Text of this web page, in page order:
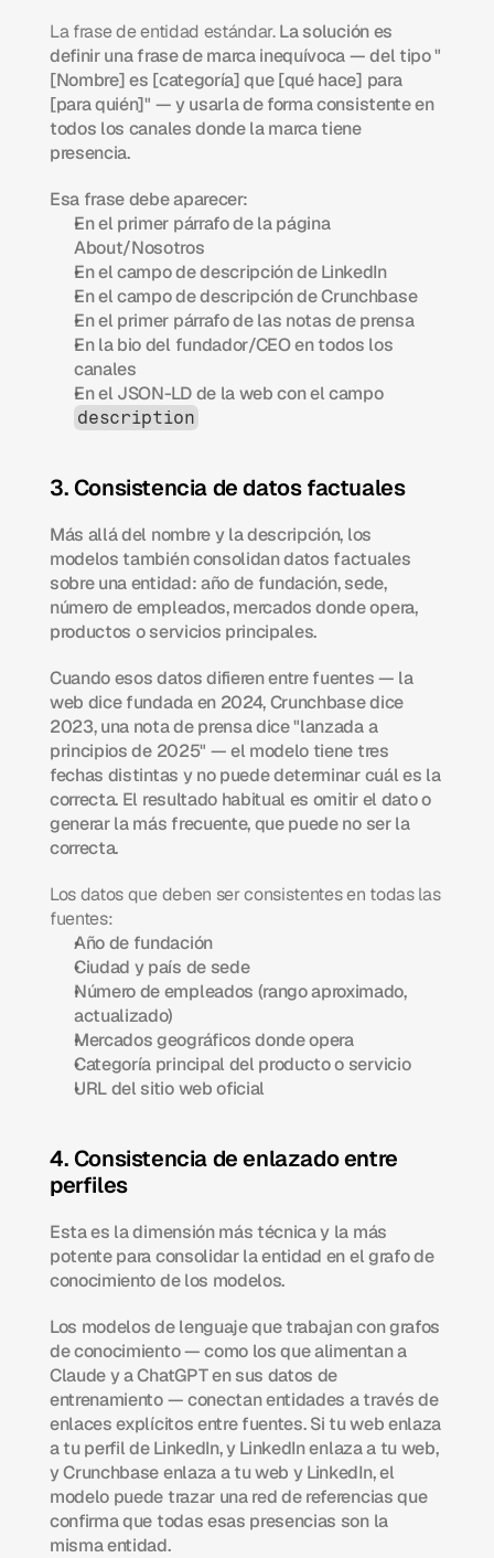
La frase de entidad estándar. La solución es
definir una frase de marca inequívoca — del tipo "
[Nombre] es [categoría] que [qué hace] para
[para quién]" — y usarla de forma consistente en
todos los canales donde la marca tiene
presencia.
Esa frase debe aparecer:
En el primer párrafo de la página
About/Nosotros
En el campo de descripción de LinkedIn
En el campo de descripción de Crunchbase
En el primer párrafo de las notas de prensa
En la bio del fundador/CEO en todos los
canales
En el JSON-LD de la web con el campo
description
3. Consistencia de datos factuales
Más allá del nombre y la descripción, los
modelos también consolidan datos factuales
sobre una entidad: año de fundación, sede,
número de empleados, mercados donde opera,
productos o servicios principales.
Cuando esos datos difieren entre fuentes — la
web dice fundada en 2024, Crunchbase dice
2023, una nota de prensa dice "lanzada a
principios de 2025" — el modelo tiene tres
fechas distintas y no puede determinar cuál es la
correcta. El resultado habitual es omitir el dato o
generar la más frecuente, que puede no ser la
correcta.
Los datos que deben ser consistentes en todas las
fuentes:
Año de fundación
Ciudad y país de sede
Número de empleados (rango aproximado,
actualizado)
Mercados geográficos donde opera
Categoría principal del producto o servicio
URL del sitio web oficial
4. Consistencia de enlazado entre
perfiles
Esta es la dimensión más técnica y la más
potente para consolidar la entidad en el grafo de
conocimiento de los modelos.
Los modelos de lenguaje que trabajan con grafos
de conocimiento — como los que alimentan a
Claude y a ChatGPT en sus datos de
entrenamiento — conectan entidades a través de
enlaces explícitos entre fuentes. Si tu web enlaza
a tu perfil de LinkedIn, y LinkedIn enlaza a tu web,
y Crunchbase enlaza a tu web y LinkedIn, el
modelo puede trazar una red de referencias que
confirma que todas esas presencias son la
misma entidad.